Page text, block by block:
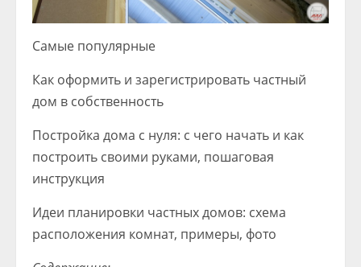
Самые популярные
Как оформить и зарегистрировать частный
дом в собственность
Постройка дома с нуля: с чего начать и как
построить своими руками, пошаговая
инструкция
Идеи планировки частных домов: схема
расположения комнат, примеры, фото